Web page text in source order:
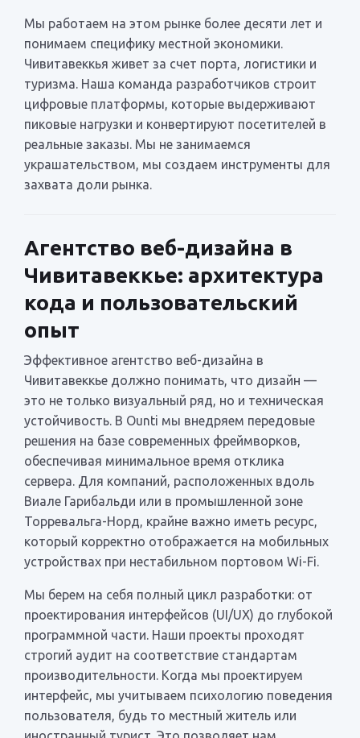
Мы работаем на этом рынке более десяти лет и
понимаем специфику местной экономики.
Чивитавеккья живет за счет порта, логистики и
туризма. Наша команда разработчиков строит
цифровые платформы, которые выдерживают
пиковые нагрузки и конвертируют посетителей в
реальные заказы. Мы не занимаемся
украшательством, мы создаем инструменты для
захвата доли рынка.
Агентство веб-дизайна в
Чивитавеккье: архитектура
кода и пользовательский
опыт
Эффективное агентство веб-дизайна в
Чивитавеккье должно понимать, что дизайн —
это не только визуальный ряд, но и техническая
устойчивость. В Ounti мы внедряем передовые
решения на базе современных фреймворков,
обеспечивая минимальное время отклика
сервера. Для компаний, расположенных вдоль
Виале Гарибальди или в промышленной зоне
Торревальга-Норд, крайне важно иметь ресурс,
который корректно отображается на мобильных
устройствах при нестабильном портовом Wi-Fi.
Мы берем на себя полный цикл разработки: от
проектирования интерфейсов (UI/UX) до глубокой
программной части. Наши проекты проходят
строгий аудит на соответствие стандартам
производительности. Когда мы проектируем
интерфейс, мы учитываем психологию поведения
пользователя, будь то местный житель или